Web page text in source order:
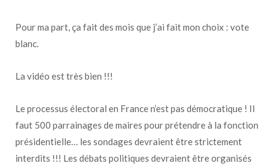
Pour ma part, ça fait des mois que j’ai fait mon choix : vote
blanc.
La vidéo est très bien !!!
Le processus électoral en France n’est pas démocratique ! Il
faut 500 parrainages de maires pour prétendre à la fonction
présidentielle… les sondages devraient être strictement
interdits !!! Les débats politiques devraient être organisés